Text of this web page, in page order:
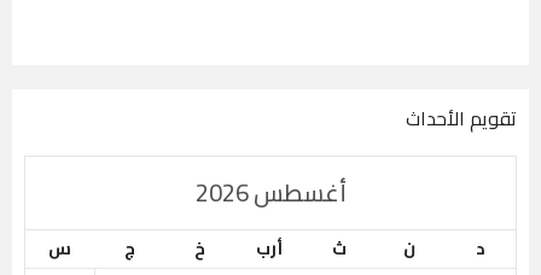
تقويم الأحداث
أغسطس 2026
د ن ث أرب خ ج س